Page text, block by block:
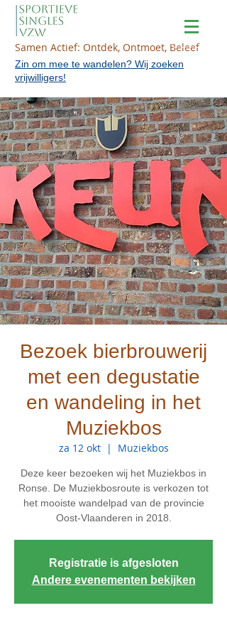
Samen Actief: Ontdek, Ontmoet, Beleef
Zin om mee te wandelen? Wij zoeken
vrijwilligers!
Bezoek bierbrouwerij
met een degustatie
en wandeling in het
Muziekbos
za 12 okt
  |
Muziekbos
Deze keer bezoeken wij het Muziekbos in
Ronse. De Muziekbosroute is verkozen tot
het mooiste wandelpad van de provincie
Oost-Vlaanderen in 2018.
Registratie is afgesloten
Andere evenementen bekijken